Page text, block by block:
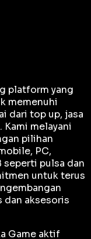
platform yang
memenuhi
dari top up, jasa
melayani
pilihan
PC,
seperti pulsa dan
untuk terus
dan aksesoris
Game aktif